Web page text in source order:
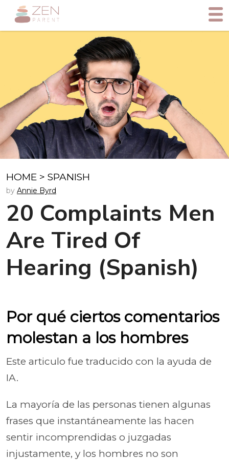
HOME > SPANISH
by Annie Byrd
20 Complaints Men
Are Tired Of
Hearing (Spanish)
Por qué ciertos comentarios
molestan a los hombres
Este articulo fue traducido con la ayuda de
IA.
La mayoría de las personas tienen algunas
frases que instantáneamente las hacen
sentir incomprendidas o juzgadas
injustamente, y los hombres no son